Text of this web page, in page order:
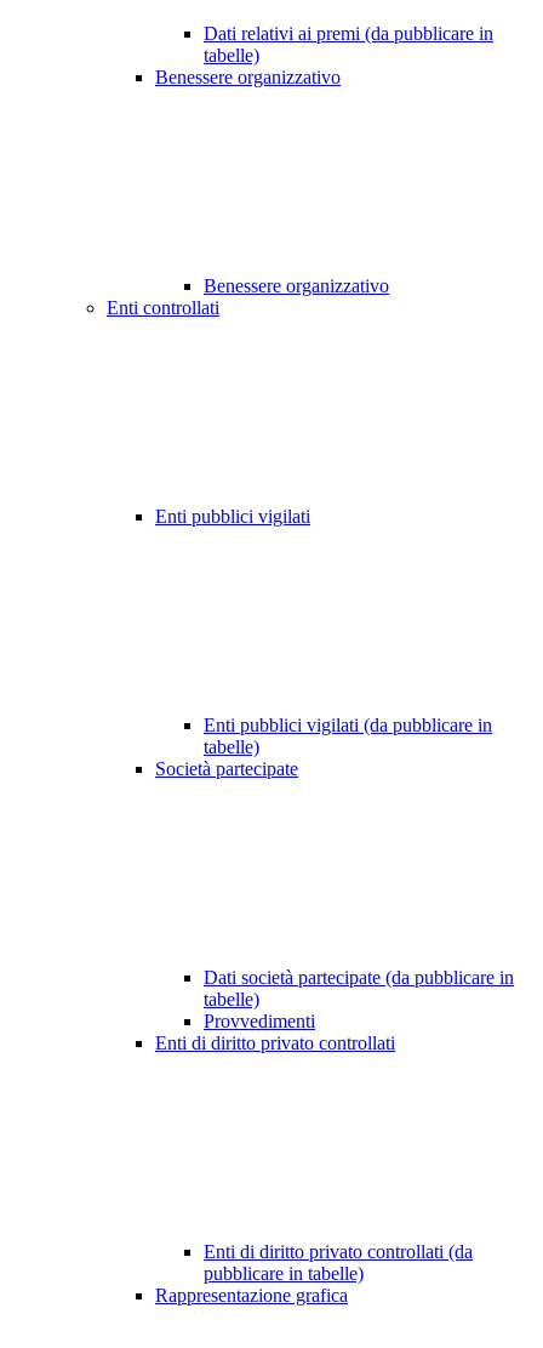
Dati relativi ai premi (da pubblicare in
tabelle)
Benessere organizzativo
Benessere organizzativo
Enti controllati
Enti pubblici vigilati
Enti pubblici vigilati (da pubblicare in
tabelle)
Società partecipate
Dati società partecipate (da pubblicare in
tabelle)
Provvedimenti
Enti di diritto privato controllati
Enti di diritto privato controllati (da
pubblicare in tabelle)
Rappresentazione grafica